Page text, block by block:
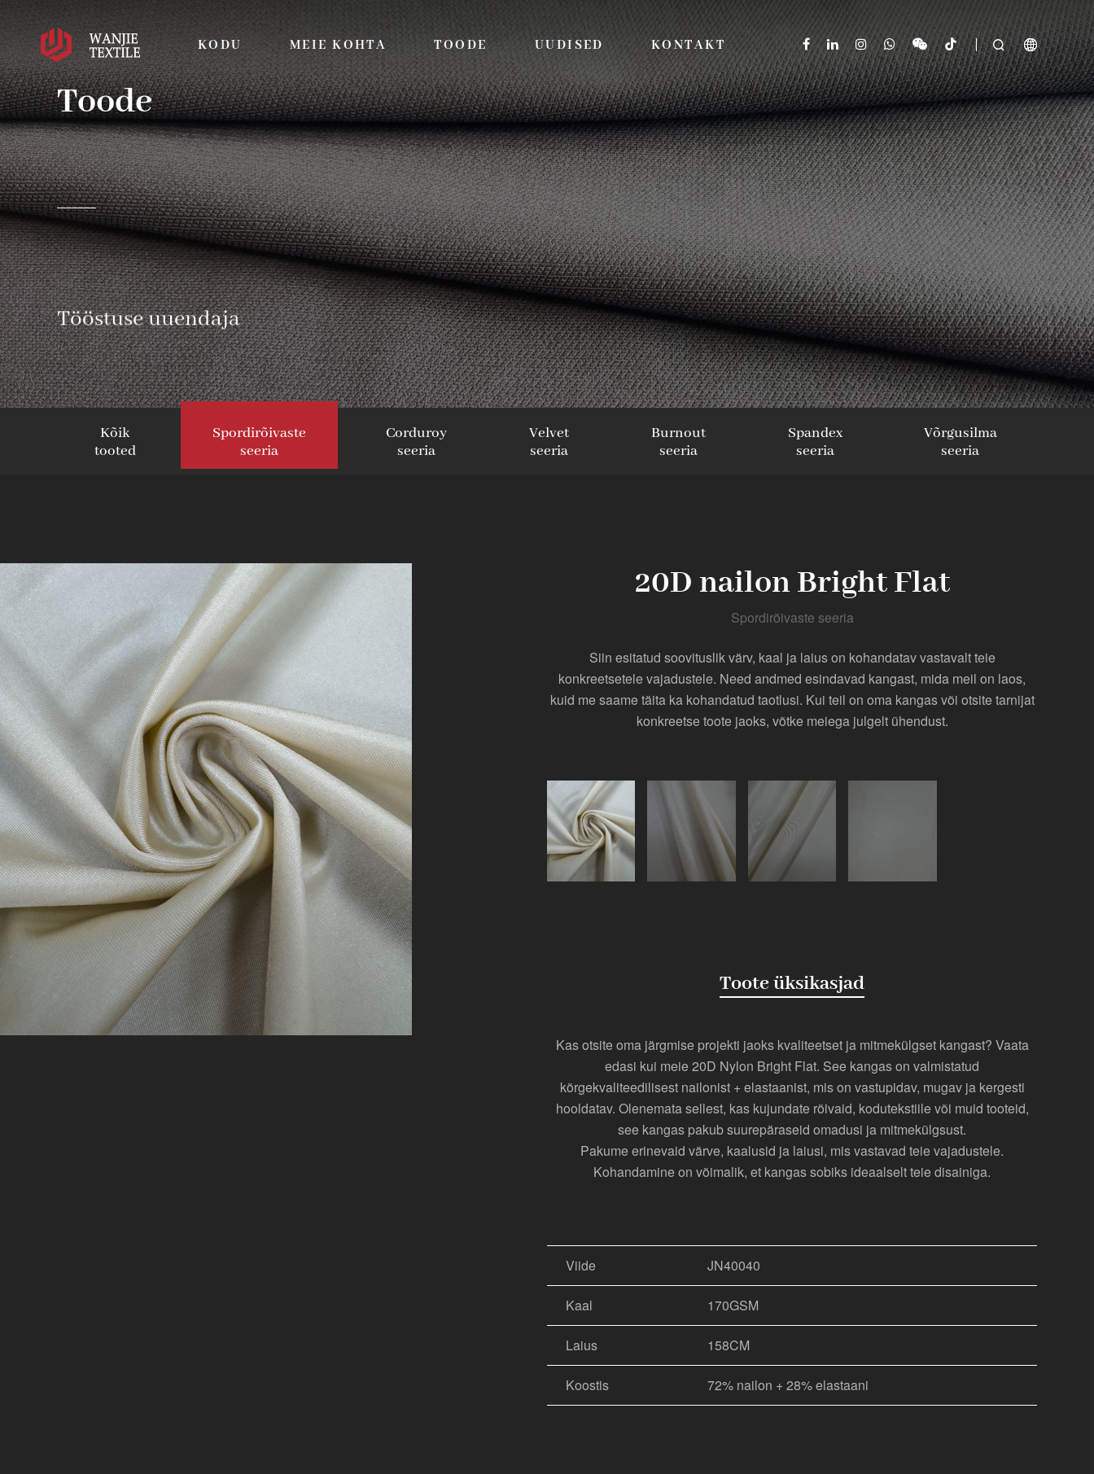
KODU MEIE KOHTA TOODE UUDISED KONTAKT   
Toode
Tööstuse uuendaja
Kõik
tooted
Spordirõivaste
seeria
Corduroy
seeria
Velvet
seeria
Burnout
seeria
Spandex
seeria
Võrgusilma
seeria
20D nailon Bright Flat
Spordirõivaste seeria
Siin esitatud soovituslik värv, kaal ja laius on kohandatav vastavalt teie
konkreetsetele vajadustele. Need andmed esindavad kangast, mida meil on laos,
kuid me saame täita ka kohandatud taotlusi. Kui teil on oma kangas või otsite tarnijat
konkreetse toote jaoks, võtke meiega julgelt ühendust.
Toote üksikasjad
Kas otsite oma järgmise projekti jaoks kvaliteetset ja mitmekülgset kangast? Vaata
edasi kui meie 20D Nylon Bright Flat. See kangas on valmistatud
kõrgekvaliteedilisest nailonist + elastaanist, mis on vastupidav, mugav ja kergesti
hooldatav. Olenemata sellest, kas kujundate rõivaid, kodutekstiile või muid tooteid,
see kangas pakub suurepäraseid omadusi ja mitmekülgsust.
Pakume erinevaid värve, kaalusid ja laiusi, mis vastavad teie vajadustele.
Kohandamine on võimalik, et kangas sobiks ideaalselt teie disainiga.
Viide JN40040
Kaal 170GSM
Laius 158CM
Koostis 72% nailon + 28% elastaani